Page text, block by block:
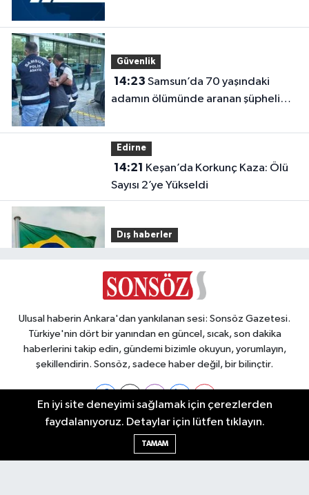
Güvenlik
14:23
adamın ölümünde aranan şüpheli
Edirne
14:21
Sayısı 2’ye Yükseldi
Dış haberler
ormana düştü: 4 kişi hayatını
kaybetti
Ankara
14:02 Ankara’da Kayahan Rüzgarı:
Ulusal haberin Ankara'dan yankılanan sesi: Sonsöz Gazetesi.
Türkiye'nin dört bir yanından en güncel, sıcak, son dakika
haberlerini takip edin, gündemi bizimle okuyun, yorumlayın,
şekillendirin. Sonsöz, sadece haber değil, bir bilinçtir.
Ankara Nöbetçi Eczaneler
En iyi site deneyimi sağlamak için çerezlerden
faydalanıyoruz. Detaylar için lütfen tıklayın.
TAMAM